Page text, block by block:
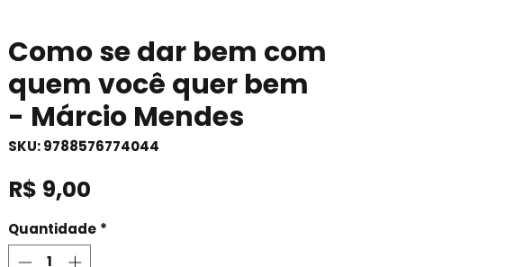
Como se dar bem com
quem você quer bem
- Márcio Mendes
SKU: 9788576774044
R$ 9,00
Quantidade *